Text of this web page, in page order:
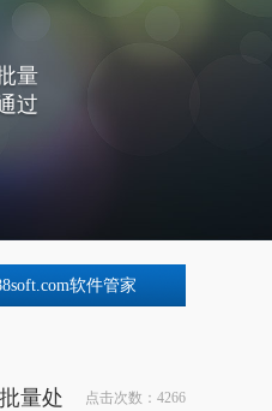
量
过
软件管家
量处
点击次数：4266